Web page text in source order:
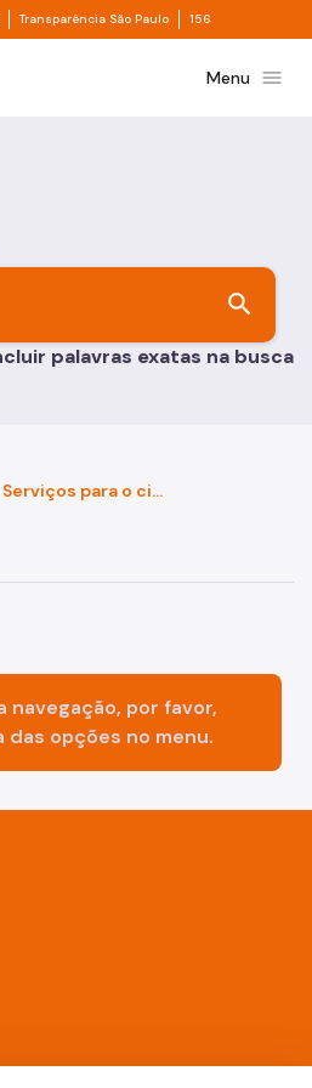
Divisor de acesso à informação
Transparência São Paulo Divisor de
156
São PauloMenu menu
search
palavras exatas na busca
Serviços para o cidadão
navegação, por favor,
das opções no menu.